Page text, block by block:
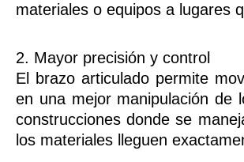
materiales o equipos a lugares
2. Mayor precisión y control
El brazo articulado permite
en una mejor manipulación de
construcciones donde se
los materiales lleguen